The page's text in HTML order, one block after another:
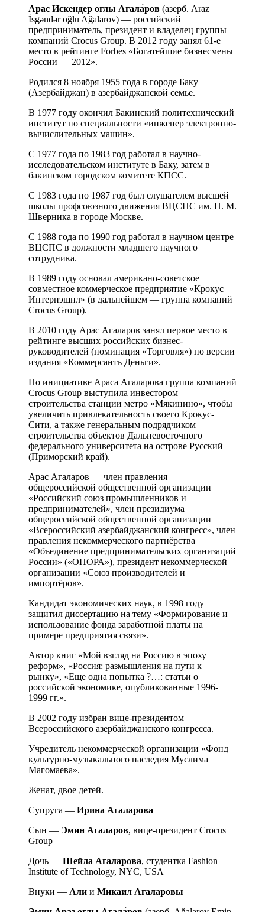
Арас Искендер оглы Агала́ров (азерб. Araz
İsgəndər oğlu Ağalarov) — российский
предприниматель, президент и владелец группы
компаний Crocus Group. В 2012 году занял 61-е
место в рейтинге Forbes «Богатейшие бизнесмены
России — 2012».
Родился 8 ноября 1955 года в городе Баку
(Азербайджан) в азербайджанской семье.
В 1977 году окончил Бакинский политехнический
институт по специальности «инженер электронно-
вычислительных машин».
С 1977 года по 1983 год работал в научно-
исследовательском институте в Баку, затем в
бакинском городском комитете КПСС.
С 1983 года по 1987 год был слушателем высшей
школы профсоюзного движения ВЦСПС им. Н. М.
Шверника в городе Москве.
С 1988 года по 1990 год работал в научном центре
ВЦСПС в должности младшего научного
сотрудника.
В 1989 году основал американо-советское
совместное коммерческое предприятие «Крокус
Интернэшнл» (в дальнейшем ― группа компаний
Crocus Group).
В 2010 году Арас Агаларов занял первое место в
рейтинге высших российских бизнес-
руководителей (номинация «Торговля») по версии
издания «Коммерсантъ Деньги».
По инициативе Араса Агаларова группа компаний
Crocus Group выступила инвестором
строительства станции метро «Мякинино», чтобы
увеличить привлекательность своего Крокус-
Сити, а также генеральным подрядчиком
строительства объектов Дальневосточного
федерального университета на острове Русский
(Приморский край).
Арас Агаларов ― член правления
общероссийской общественной организации
«Российский союз промышленников и
предпринимателей», член президиума
общероссийской общественной организации
«Всероссийский азербайджанский конгресс», член
правления некоммерческого партнёрства
«Объединение предпринимательских организаций
России» («ОПОРА»), президент некоммерческой
организации «Союз производителей и
импортёров».
Кандидат экономических наук, в 1998 году
защитил диссертацию на тему «Формирование и
использование фонда заработной платы на
примере предприятия связи».
Автор книг «Мой взгляд на Россию в эпоху
реформ», «Россия: размышления на пути к
рынку», «Еще одна попытка ?…: статьи о
российской экономике, опубликованные 1996-
1999 гг.».
В 2002 году избран вице-президентом
Всероссийского азербайджанского конгресса.
Учредитель некоммерческой организации «Фонд
культурно-музыкального наследия Муслима
Магомаева».
Женат, двое детей.
Супруга ― Ирина Агаларова
Сын ― Эмин Агаларов, вице-президент Crocus
Group
Дочь ― Шейла Агаларова, студентка Fashion
Institute of Technology, NYC, USA
Внуки ― Али и Микаил Агаларовы